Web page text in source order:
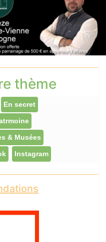
thème
En secret
& Musées
Instagram